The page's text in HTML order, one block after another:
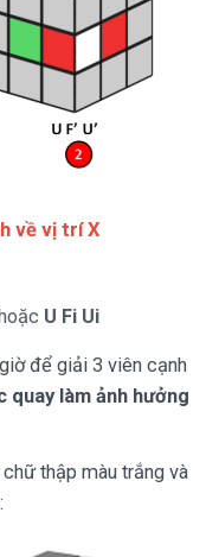
về vị trí X
U Fi Ui
để giải 3 viên cạnh
quay làm ảnh hưởng
thập màu trắng và